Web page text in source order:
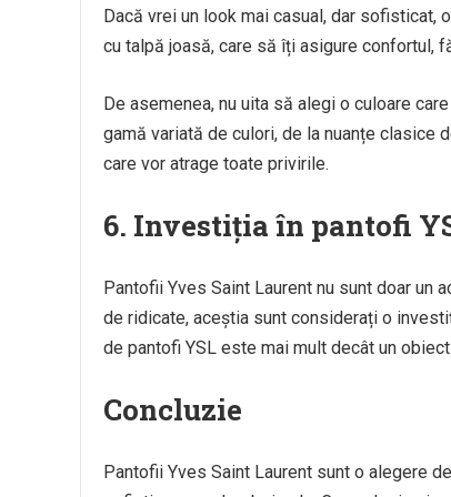
Dacă vrei un look mai casual, dar sofisticat,
cu talpă joasă, care să îți asigure confortul,
De asemenea, nu uita să alegi o culoare
gamă variată de culori, de la nuanțe clasice
care vor atrage toate privirile.
6. Investiția în pantofi
Pantofii Yves Saint Laurent nu sunt doar
de ridicate, aceștia sunt considerați o
de pantofi YSL este mai mult decât un
Concluzie
Pantofii Yves Saint Laurent sunt o alegere